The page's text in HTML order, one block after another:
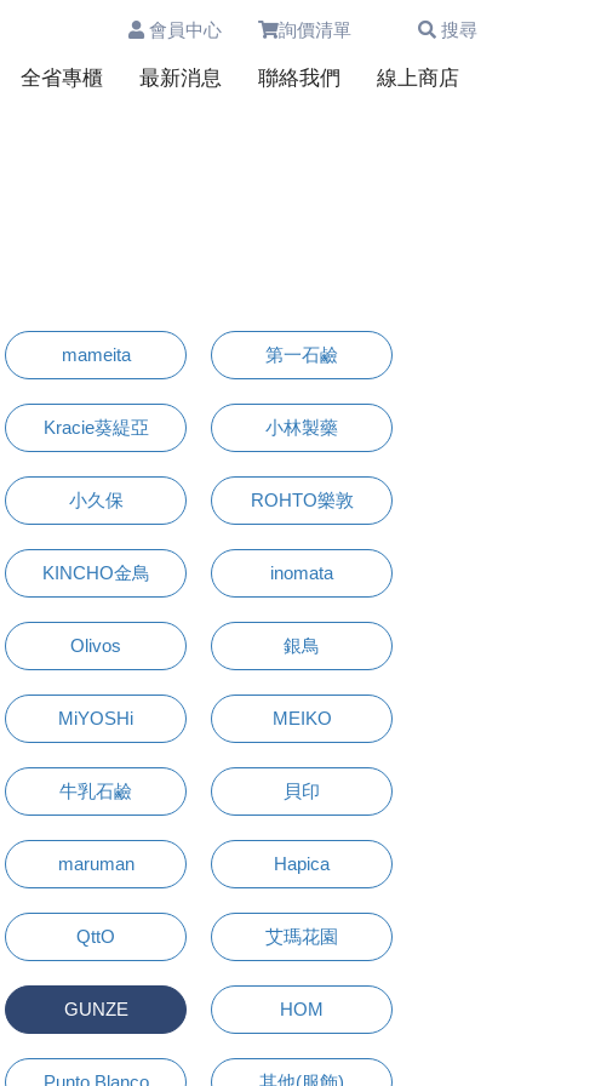
會員中心 詢價清單 搜尋
全省專櫃 最新消息 聯絡我們 線上商店
mameita 第一石鹼
Kracie葵緹亞 小林製藥
小久保 ROHTO樂敦
KINCHO金鳥 inomata
Olivos 銀鳥
MiYOSHi MEIKO
牛乳石鹼 貝印
maruman Hapica
QttO 艾瑪花園
GUNZE HOM
Punto Blanco 其他(服飾)